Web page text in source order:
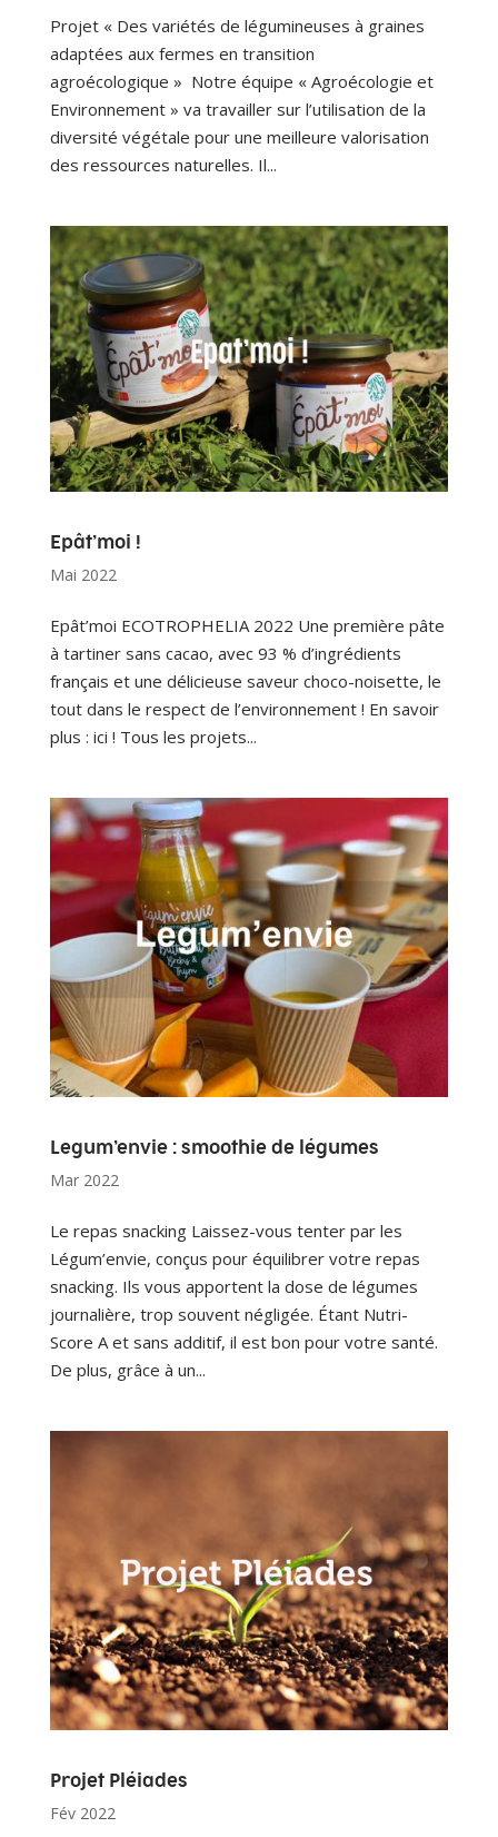
Projet « Des variétés de légumineuses à graines
adaptées aux fermes en transition
agroécologique » Notre équipe « Agroécologie et
Environnement » va travailler sur l’utilisation de la
diversité végétale pour une meilleure valorisation
des ressources naturelles. Il...
Epât’moi !
Mai 2022
Epât’moi ECOTROPHELIA 2022 Une première pâte
à tartiner sans cacao, avec 93 % d’ingrédients
français et une délicieuse saveur choco-noisette, le
tout dans le respect de l’environnement ! En savoir
plus : ici ! Tous les projets...
Legum’envie : smoothie de légumes
Mar 2022
Le repas snacking Laissez-vous tenter par les
Légum’envie, conçus pour équilibrer votre repas
snacking. Ils vous apportent la dose de légumes
journalière, trop souvent négligée. Étant Nutri-
Score A et sans additif, il est bon pour votre santé.
De plus, grâce à un...
Projet Pléiades
Fév 2022